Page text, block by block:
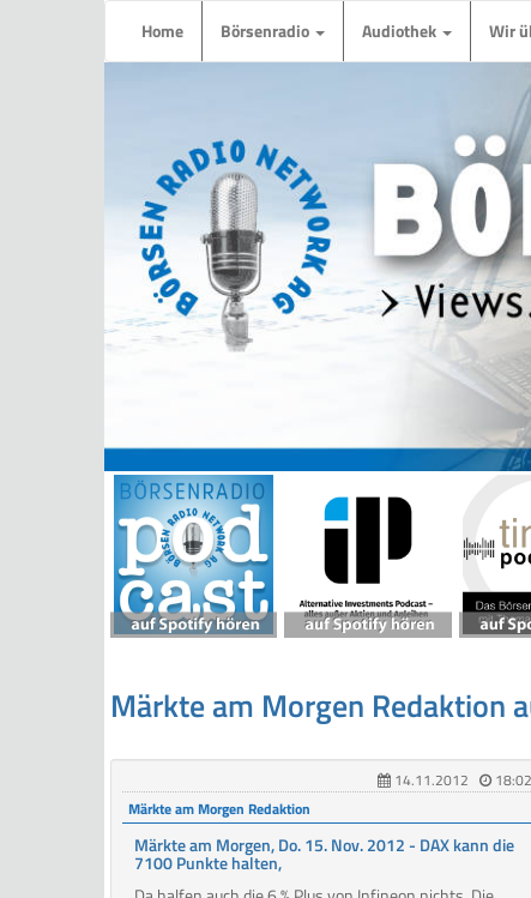
Home Börsenradio Audiothek Wir
Märkte am Morgen Redaktion
14.11.2012
18:02
Märkte am Morgen Redaktion
Märkte am Morgen, Do. 15. Nov. 2012 - DAX kann die
7100 Punkte halten,